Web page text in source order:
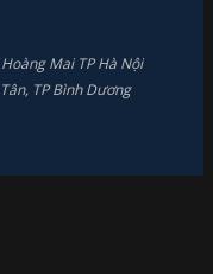
Mai TP Hà Nội
TP Bình Dương